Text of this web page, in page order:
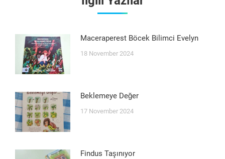
Maceraperest Böcek Bilimci Evelyn
18 November 2024
Beklemeye Değer
17 November 2024
Findus Taşınıyor